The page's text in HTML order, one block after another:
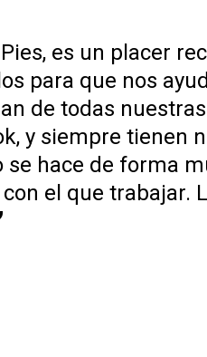
es un placer
para que nos
de todas
y siempre tienen
hace de forma
el que trabajar.